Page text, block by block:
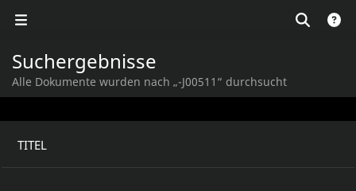
Suchergebnisse
Alle Dokumente wurden nach „-J00511“ durchsucht
TITEL